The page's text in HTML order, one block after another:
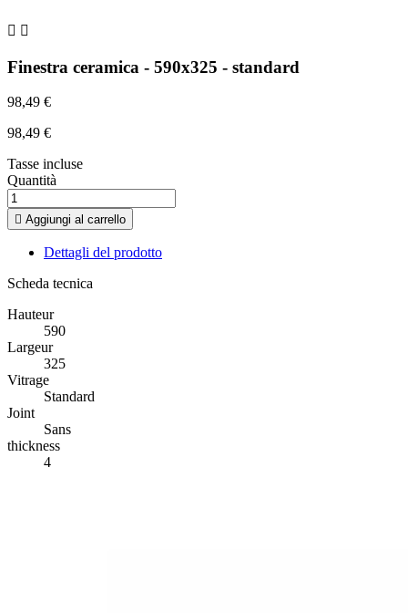
 
Finestra ceramica - 590x325 - standard
98,49 €
98,49 €
Tasse incluse
Quantità
 Aggiungi al carrello
Dettagli del prodotto
Scheda tecnica
Hauteur
590
Largeur
325
Vitrage
Standard
Joint
Sans
thickness
4